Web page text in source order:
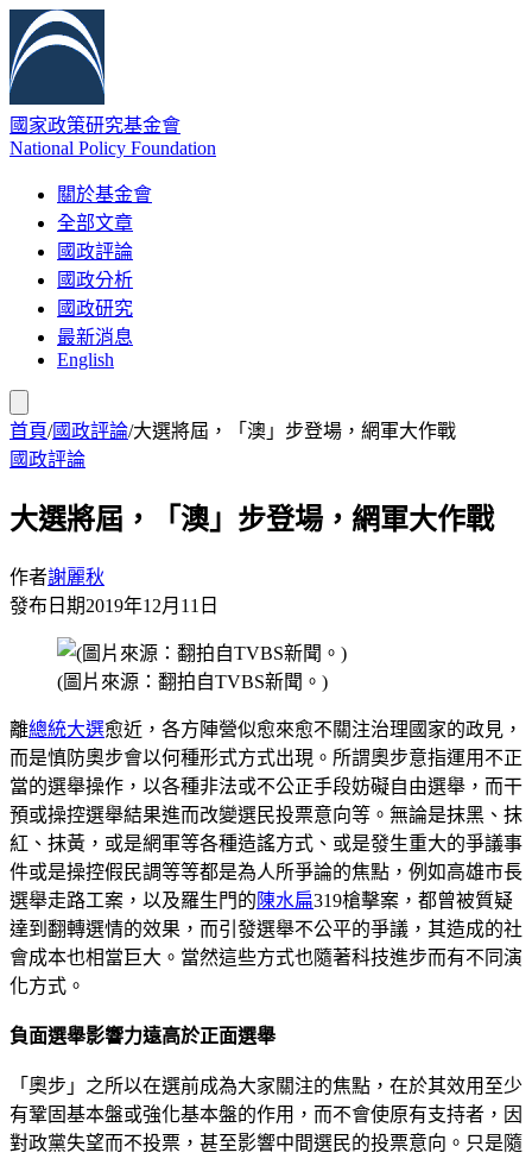
國家政策研究基金會
National Policy Foundation
關於基金會
全部文章
國政評論
國政分析
國政研究
最新消息
English
首頁/國政評論/大選將屆，「澳」步登場，網軍大作戰
國政評論
大選將屆，「澳」步登場，網軍大作戰
作者謝麗秋
發布日期2019年12月11日
(圖片來源：翻拍自TVBS新聞。)
離總統大選愈近，各方陣營似愈來愈不關注治理國家的政見，
而是慎防奧步會以何種形式方式出現。所謂奧步意指運用不正
當的選舉操作，以各種非法或不公正手段妨礙自由選舉，而干
預或操控選舉結果進而改變選民投票意向等。無論是抹黑、抹
紅、抹黃，或是網軍等各種造謠方式、或是發生重大的爭議事
件或是操控假民調等等都是為人所爭論的焦點，例如高雄市長
選舉走路工案，以及羅生門的 陳水扁319槍擊案，都曾被質疑
達到翻轉選情的效果，而引發選舉不公平的爭議，其造成的社
會成本也相當巨大。當然這些方式也隨著科技進步而有不同演
化方式。
負面選舉影響力遠高於正面選舉
「奧步」之所以在選前成為大家關注的焦點，在於其效用至少
有鞏固基本盤或強化基本盤的作用，而不會使原有支持者，因
對政黨失望而不投票，甚至影響中間選民的投票意向。只是隨